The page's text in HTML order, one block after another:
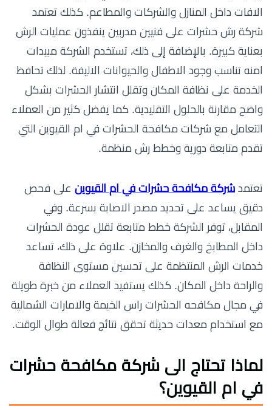
الافات داخل المنازل والشركات والمطاعم. كذلك تعتمد
شركة رش حشرات على فنيين مدربين ينفذون عمليات الرش
بعناية كبيرة. بالإضافة إلى ذلك، تستخدم الشركة مبيدات
امنه تناسب وجود الاطفال والحيوانات الاليفة. لذلك تحافظ
الخدمة على نظافة المكان وتقلل انتشار الحشرات بشكل
واضح مقارنة بالحلول التقليدية. كما يفضل كثير من العملاء
التعامل مع شركات مكافحة الحشرات في ام القيوين التي
تقدم متابعة دورية وخطط رش منظمة.
تعتمد شركة مكافحة حشرات في ام القيوين على فحص
دقيق يساعد على تحديد مصدر الاصابة بسرعة. وفي
المقابل، توفر الشركة خطط متابعة تقلل عودة الحشرات
داخل المطابخ والغرف والمخازن. علاوة على ذلك، تساعد
خدمات الرش المنتظمة على تحسين مستوى النظافة
والراحة داخل المكان. كذلك يستفيد العملاء من خبرة طويلة
في مجال مكافحه الحشرات راس الخيمة والامارات الشمالية
مع استخدام معدات حديثة تحقق نتائج فعالة طوال الوقت.
لماذا تحتاج الى شركة مكافحة حشرات
في ام القيوين؟